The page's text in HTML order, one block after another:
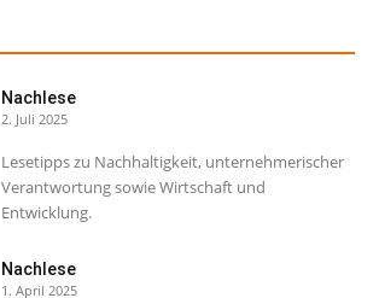
Nachlese
2. Juli 2025
Lesetipps zu Nachhaltigkeit, unternehmerischer
Verantwortung sowie Wirtschaft und
Entwicklung.
Nachlese
1. April 2025